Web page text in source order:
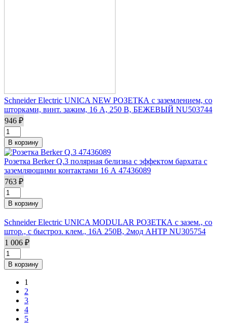
Schneider Electric UNICA NEW РОЗЕТКА с заземлением, со
шторками, винт. зажим, 16 А, 250 В, БЕЖЕВЫЙ NU503744
946 ₽
Розетка Berker Q.3 полярная белизна с эффектом бархата с
заземляющими контактами 16 А 47436089
763 ₽
Schneider Electric UNICA MODULAR РОЗЕТКА с зазем., со
штор., с быстроз. клем., 16А 250В, 2мод АНТР NU305754
1 006 ₽
Страницы
1
2
3
4
5